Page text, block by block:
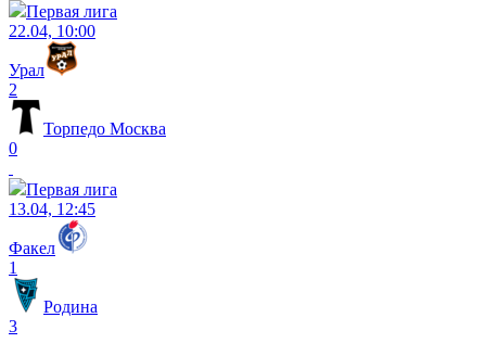
Первая лига
22.04, 10:00
Урал
2
Торпедо Москва
0
Первая лига
13.04, 12:45
Факел
1
Родина
3